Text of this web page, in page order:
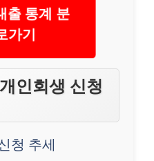
통계 분
가기
인회생 신청
청 추세